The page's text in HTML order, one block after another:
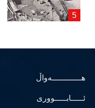
هــــــــــــەواڵ
ئـــــابـــــووری